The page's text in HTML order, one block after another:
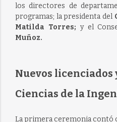
los directores de
programas; la presidenta del
Matilda Torres; y el
Muñoz.
Nuevos licenciados
Ciencias de la
La primera ceremonia contó